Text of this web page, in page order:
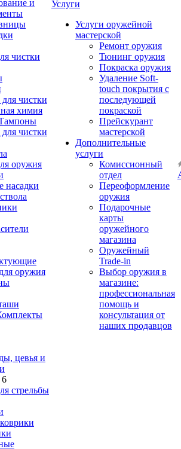
и
чистки
чистки
химия
чистки
оружия
насадки
оружия
цевья и
стрельбы
Услуги
Услуги оружейной
мастерской
Ремонт оружия
Тюнинг оружия
Покраска оружия
Удаление Soft-
touch покрытия с
последующей
покраской
Прейскурант
мастерской
Дополнительные
услуги
Комиссионный
отдел
Переоформление
оружия
Подарочные
карты
оружейного
магазина
Оружейный
Trade-in
Выбор оружия в
магазине:
профессиональная
помощь и
консультация от
наших продавцов